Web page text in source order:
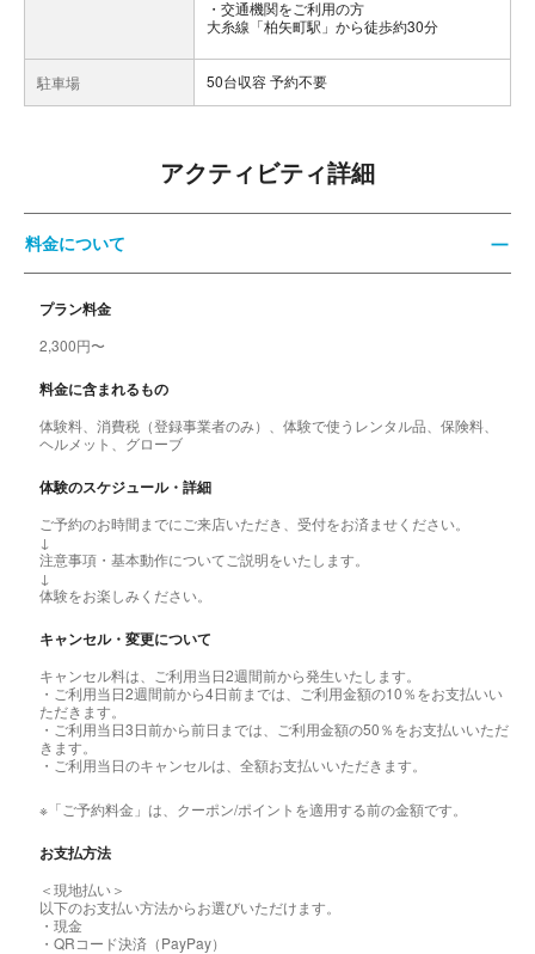
交通機関をご利用の方
大糸線「柏矢町駅」から徒歩約30分
駐車場 50台収容 予約不要
アクティビティ詳細
料金について
プラン料金
2,300円〜
料金に含まれるもの
体験料、消費税（登録事業者のみ）、体験で使うレンタル品、保険料、
ヘルメット、グローブ
体験のスケジュール・詳細
ご予約のお時間までにご来店いただき、受付をお済ませください。
↓
注意事項・基本動作についてご説明をいたします。
↓
体験をお楽しみください。
キャンセル・変更について
キャンセル料は、ご利用当日2週間前から発生いたします。
・ご利用当日2週間前から4日前までは、ご利用金額の10％をお支払いい
ただきます。
・ご利用当日3日前から前日までは、ご利用金額の50％をお支払いいただ
きます。
・ご利用当日のキャンセルは、全額お支払いいただきます。
※「ご予約料金」は、クーポン/ポイントを適用する前の金額です。
お支払方法
＜現地払い＞
以下のお支払い方法からお選びいただけます。
・現金
・QRコード決済（PayPay）